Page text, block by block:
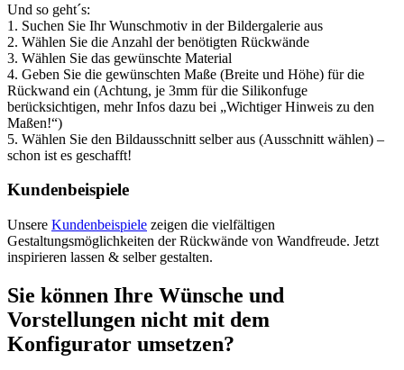
Und so geht´s:
1. Suchen Sie Ihr Wunschmotiv in der Bildergalerie aus
2. Wählen Sie die Anzahl der benötigten Rückwände
3. Wählen Sie das gewünschte Material
4. Geben Sie die gewünschten Maße (Breite und Höhe) für die
Rückwand ein (Achtung, je 3mm für die Silikonfuge
berücksichtigen, mehr Infos dazu bei „Wichtiger Hinweis zu den
Maßen!“)
5. Wählen Sie den Bildausschnitt selber aus (Ausschnitt wählen) –
schon ist es geschafft!
Kundenbeispiele
Unsere Kundenbeispiele zeigen die vielfältigen
Gestaltungsmöglichkeiten der Rückwände von Wandfreude. Jetzt
inspirieren lassen & selber gestalten.
Sie können Ihre Wünsche und
Vorstellungen nicht mit dem
Konfigurator umsetzen?